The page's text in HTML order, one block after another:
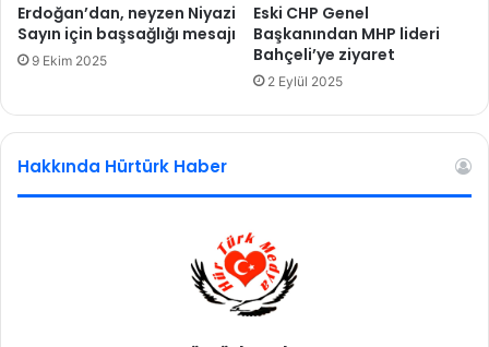
Erdoğan’dan, neyzen Niyazi
Sayın için başsağlığı mesajı
9 Ekim 2025
Eski CHP Genel
Başkanından MHP lideri
Bahçeli’ye ziyaret
2 Eylül 2025
Hakkında Hürtürk Haber